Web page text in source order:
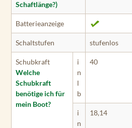
Schaftlänge?)
Batterieanzeige
Schaltstufen stufenlos
Schubkraft
Welche
Schubkraft
benötige ich für
mein Boot?
i
n
l
b
40
i
n
18,14